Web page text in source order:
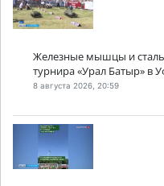
Железные мышцы и
турнира «Урал Батыр» в
8 августа 2026, 20:59